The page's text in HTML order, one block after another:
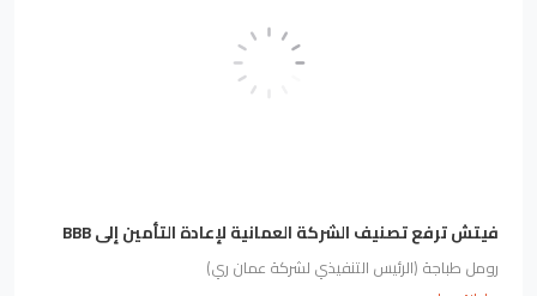
فيتش ترفع تصنيف الشركة العمانية لإعادة التأمين إلى BBB
رومل طباجة (الرئيس التنفيذي لشركة عمان ري)